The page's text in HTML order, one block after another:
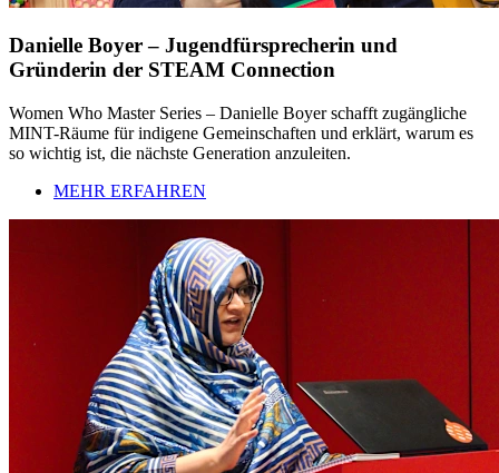
Danielle Boyer – Jugendfürsprecherin und
Gründerin der STEAM Connection
Women Who Master Series – Danielle Boyer schafft zugängliche
MINT-Räume für indigene Gemeinschaften und erklärt, warum es
so wichtig ist, die nächste Generation anzuleiten.
MEHR ERFAHREN